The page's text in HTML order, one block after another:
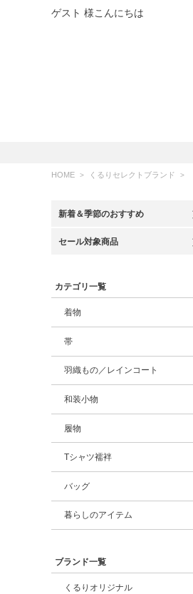
ゲスト 様こんにちは
HOME くるりセレクトブランド
新着＆季節のおすすめ
セール対象商品
カテゴリ一覧
着物
帯
羽織もの／レインコート
和装小物
履物
Tシャツ襦袢
バッグ
暮らしのアイテム
ブランド一覧
くるりオリジナル